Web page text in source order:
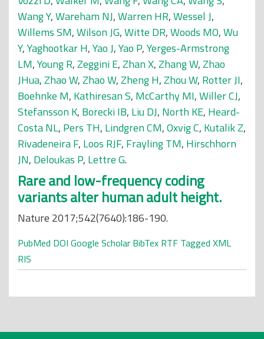
Wang Y,Wareham NJ,Warren HR,Wessel J,
Willems SM,Wilson JG,Witte DR,Woods MO,Wu
Y,Yaghootkar H,Yao J,Yao P,Yerges-Armstrong
LM,Young R,Zeggini E,Zhan X,Zhang W,Zhao
JHua,Zhao W,Zhao W,Zheng H,Zhou W, Rotter JI,
Boehnke M, Kathiresan S, McCarthy MI,Willer CJ,
Stefansson K, Borecki IB, Liu DJ, North KE, Heard-
Costa NL, Pers TH, Lindgren CM,Oxvig C, Kutalik Z,
Rivadeneira F, Loos RJF, Frayling TM, Hirschhorn
JN, Deloukas P, Lettre G.
Rare and low-frequency coding
variants alter human adult height.
Nature 2017;542(7640):186-190.
PubMed DOI Google Scholar BibTex RTF Tagged XML
RIS